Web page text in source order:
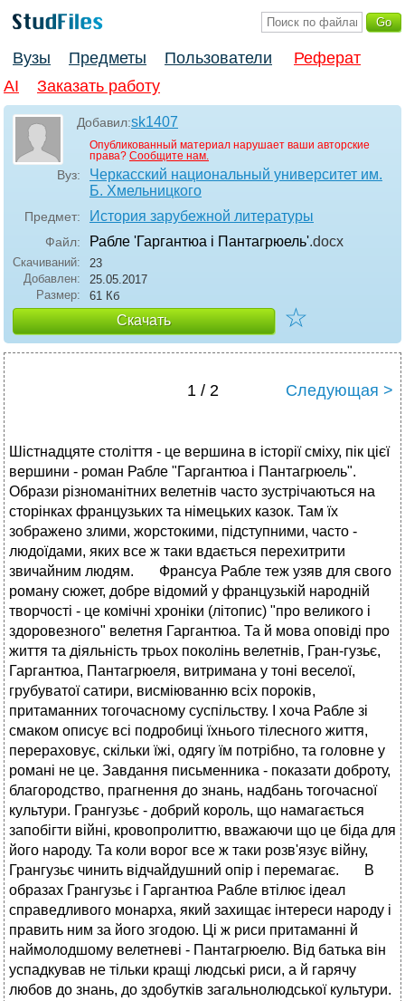
Вузы Предметы Пользователи
Реферат
AI
Заказать работу
Добавил:sk1407
Опубликованный материал нарушает ваши авторские
права? Сообщите нам.
Вуз:
Черкасский национальный университет им.
Б. Хмельницкого
Предмет: История зарубежной литературы
Файл: Рабле 'Гаргантюа і Пантагрюель'.docx
Скачиваний:
23
Добавлен:
25.05.2017
Размер:
61 Кб
Скачать ☆
1 / 2 Следующая >
Шістнадцяте століття - це вершина в історії сміху, пік цієї
вершини - роман Рабле "Гаргантюа і Пантагрюель".
Образи рiзноманiтних велетнiв часто зустрiчаються на
сторiнках французьких та нiмецьких казок. Там їх
зображено злими, жорстокими, пiдступними, часто -
людоїдами, яких все ж таки вдається перехитрити
звичайним людям. Франсуа Рабле теж узяв для свого
роману сюжет, добре вiдомий у французькiй народнiй
творчостi - це комiчнi хронiки (лiтопис) "про великого i
здоровезного" велетня Гаргантюа. Та й мова оповiдi про
життя та дiяльнiсть трьох поколiнь велетнiв, Гран-гузьє,
Гаргантюа, Пантагрюеля, витримана у тонi веселої,
грубуватої сатири, висмiюванню всiх порокiв,
притаманних тогочасному суспiльству. I хоча Рабле зi
смаком описує всi подробицi їхнього тiлесного життя,
перераховує, скiльки їжi, одягу їм потрiбно, та головне у
романi не це. Завдання письменника - показати доброту,
благородство, прагнення до знань, надбань тогочасної
культури. Грангузьє - добрий король, що намагається
запобiгти вiйнi, кровопролиттю, вважаючи що це бiда для
його народу. Та коли ворог все ж таки розв'язує вiйну,
Грангузьє чинить вiдчайдушний опiр i перемагає. В
образах Грангузьє i Гаргантюа Рабле втiлює iдеал
справедливого монарха, який захищає iнтереси народу i
править ним за його згодою. Цi ж риси притаманнi й
наймолодшому велетневi - Пантагрюелю. Вiд батька вiн
успадкував не тiльки кращi людськi риси, а й гарячу
любов до знань, до здобуткiв загальнолюдської культури.